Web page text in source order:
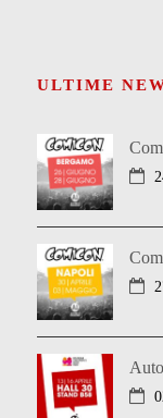
ULTIME